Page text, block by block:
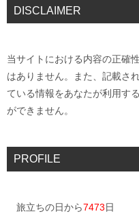
DISCLAIMER
当サイトにおける内容の正確
はありません。また、記載さ
ている情報をあなたが利用す
ができません。
PROFILE
旅立ちの日から7473日